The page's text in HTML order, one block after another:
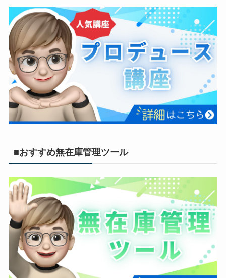
■おすすめ無在庫管理ツール